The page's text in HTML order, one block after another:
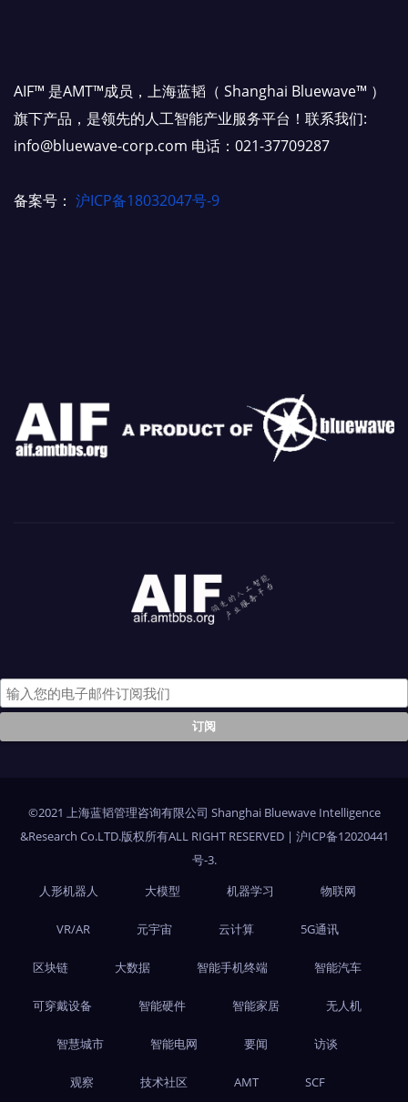
AIF™ 是AMT™成员，上海蓝韬（ Shanghai Bluewave™ ）
旗下产品，是领先的人工智能产业服务平台！联系我们:
info@bluewave-corp.com 电话：021-37709287
备案号： 沪ICP备18032047号-9
©2021 上海蓝韬管理咨询有限公司 Shanghai Bluewave Intelligence
&Research Co.LTD.版权所有ALL RIGHT RESERVED | 沪ICP备12020441
号-3.
人形机器人
大模型 机器学习 物联网
VR/AR 元宇宙 云计算 5G通讯
区块链 大数据 智能手机终端 智能汽车
可穿戴设备 智能硬件 智能家居 无人机
智慧城市 智能电网 要闻 访谈
观察 技术社区 AMT SCF